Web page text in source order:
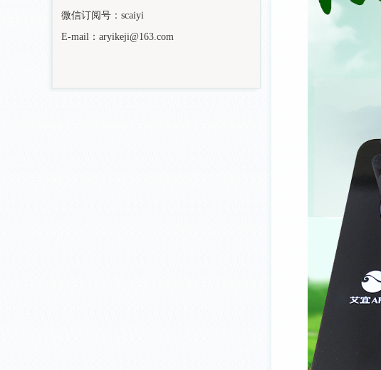
微信订阅号：scaiyi
E-mail：aryikeji@163.com